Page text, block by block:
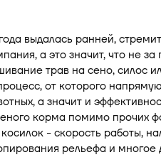
выдалась ранней,
а это значит, что не за
трав на сено, силос
от которого
а значит и
корма помимо прочих
- скорость работы,
рельефа и многое